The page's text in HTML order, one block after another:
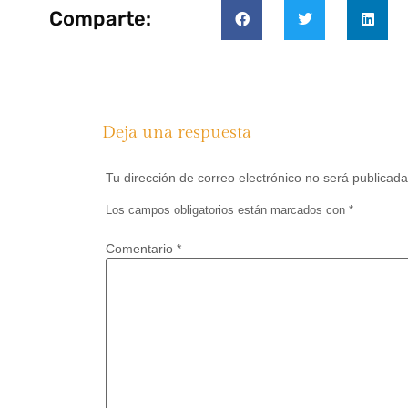
Comparte:
Deja una respuesta
Tu dirección de correo electrónico no será
Los campos obligatorios están marcados con *
Comentario *